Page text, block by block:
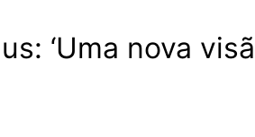
‘Uma nova